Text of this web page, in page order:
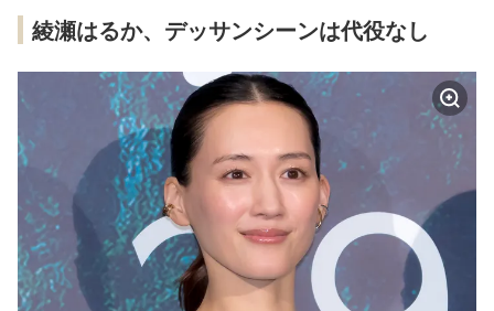
綾瀬はるか、デッサンシーンは代役なし